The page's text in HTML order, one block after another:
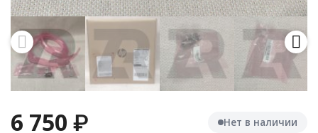
6 750 ₽ Нет в наличии